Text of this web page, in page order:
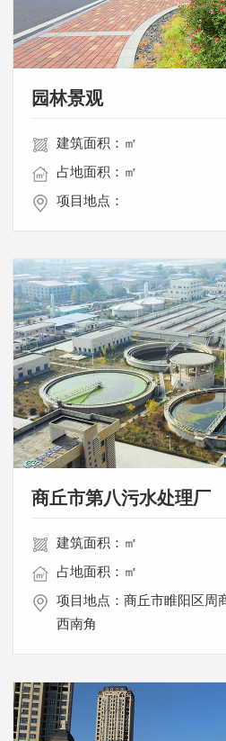
园林景观
建筑面积：㎡
占地面积：㎡
项目地点：
商丘市第八污水处理厂
建筑面积：㎡
占地面积：㎡
项目地点：商丘市睢阳区周
西南角